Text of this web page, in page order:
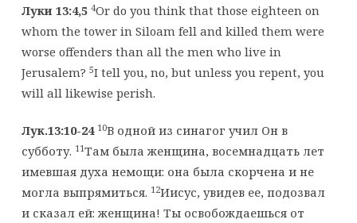
Луки 13:4,5 4Or do you think that those eighteen on
whom the tower in Siloam fell and killed them were
worse offenders than all the men who live in
Jerusalem? 5I tell you, no, but unless you repent, you
will all likewise perish.
Лук.13:10-24 10В одной из синагог учил Он в
субботу. 11Там была женщина, восемнадцать лет
имевшая духа немощи: она была скорчена и не
могла выпрямиться. 12Иисус, увидев ее, подозвал
и сказал ей: женщина! Ты освобождаешься от